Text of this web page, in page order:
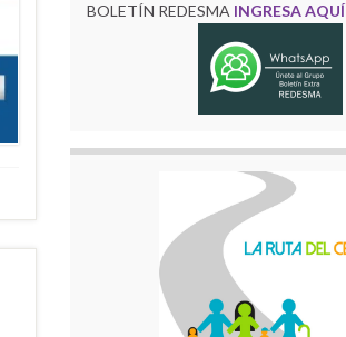
BOLETÍN REDESMA INGRESA AQUÍ